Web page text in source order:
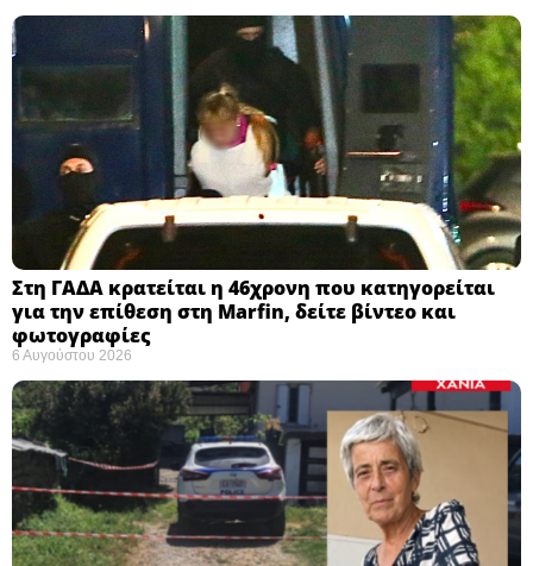
Στη ΓΑΔΑ κρατείται η 46χρονη που κατηγορείται
για την επίθεση στη Marfin, δείτε βίντεο και
φωτογραφίες
6 Αυγούστου 2026